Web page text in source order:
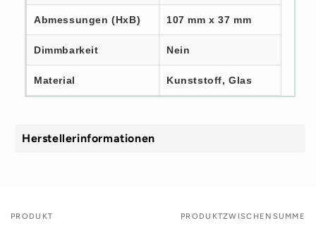
Abmessungen (HxB) 107 mm x 37 mm
Dimmbarkeit Nein
Material Kunststoff, Glas
Herstellerinformationen
Dein
PRODUKT PRODUKTZWISCHENSUMME